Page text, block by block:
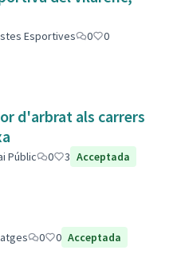
Esportives 0
0
d'arbrat als carrers
Públic 0 3 Acceptada
0 0 Acceptada